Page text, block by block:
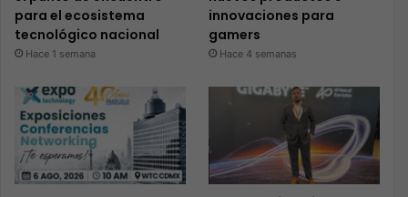
para el ecosistema
tecnológico nacional
Hace 1 semana
innovaciones para
gamers
Hace 4 semanas